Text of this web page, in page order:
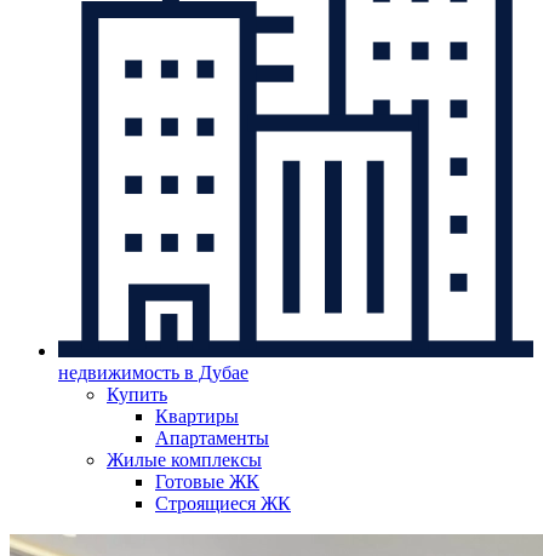
недвижимость в Дубае
Купить
Квартиры
Апартаменты
Жилые комплексы
Готовые ЖК
Строящиеся ЖК